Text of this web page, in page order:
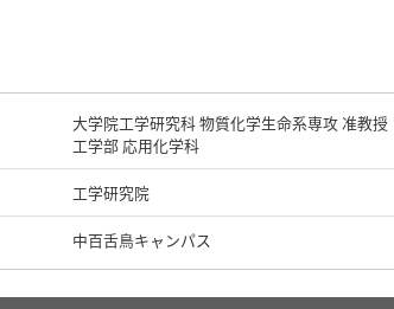
大学院工学研究科 物質化学生命系専攻 准教授
工学部 応用化学科
工学研究院
中百舌鳥キャンパス